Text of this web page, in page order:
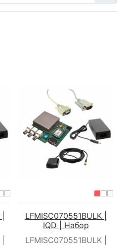
LFMISC070551BULK |
IQD | Набор
LFMISC070551BULK |